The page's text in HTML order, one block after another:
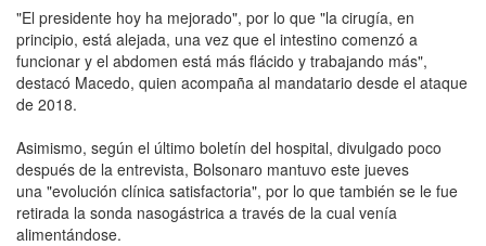
"El presidente hoy ha mejorado", por lo que "la cirugía, en
principio, está alejada, una vez que el intestino comenzó a
funcionar y el abdomen está más flácido y trabajando más",
destacó Macedo, quien acompaña al mandatario desde el ataque
de 2018.
Asimismo, según el último boletín del hospital, divulgado poco
después de la entrevista, Bolsonaro mantuvo este jueves
una "evolución clínica satisfactoria", por lo que también se le fue
retirada la sonda nasogástrica a través de la cual venía
alimentándose.